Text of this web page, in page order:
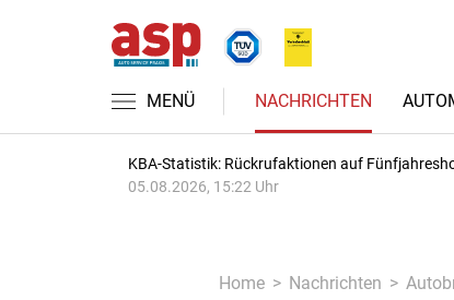
MENÜ NACHRICHTEN
KBA-Statistik: Rückrufaktionen auf
05.08.2026, 15:22 Uhr
Home Nachrichten